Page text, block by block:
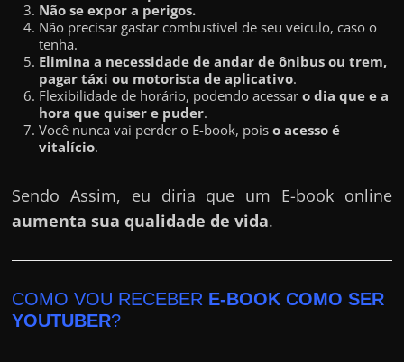
Não se expor a perigos.
Não precisar gastar combustível de seu veículo, caso o
tenha.
Elimina a necessidade de andar de ônibus ou trem,
pagar táxi ou motorista de aplicativo.
Flexibilidade de horário, podendo acessaro dia que e a
hora que quiser e puder.
Você nunca vai perder o E-book, poiso acesso é
vitalício.
Sendo Assim, eu diria que um E-book online
aumenta sua qualidade de vida.
COMO VOU RECEBER E-BOOK COMO SER
YOUTUBER?